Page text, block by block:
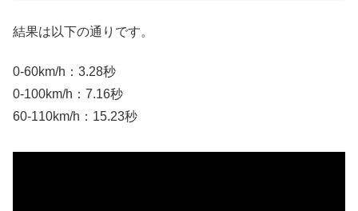
結果は以下の通りです。
0-60km/h：3.28秒
0-100km/h：7.16秒
60-110km/h：15.23秒